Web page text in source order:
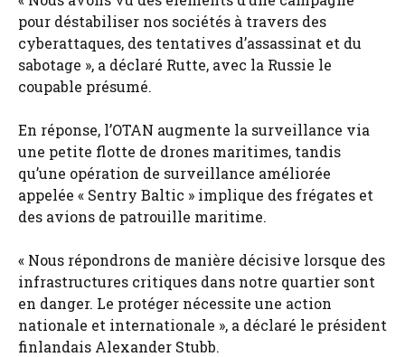
pour déstabiliser nos sociétés à travers des
cyberattaques, des tentatives d’assassinat et du
sabotage », a déclaré Rutte, avec la Russie le
coupable présumé.
En réponse, l’OTAN augmente la surveillance via
une petite flotte de drones maritimes, tandis
qu’une opération de surveillance améliorée
appelée « Sentry Baltic » implique des frégates et
des avions de patrouille maritime.
« Nous répondrons de manière décisive lorsque des
infrastructures critiques dans notre quartier sont
en danger. Le protéger nécessite une action
nationale et internationale », a déclaré le président
finlandais Alexander Stubb.